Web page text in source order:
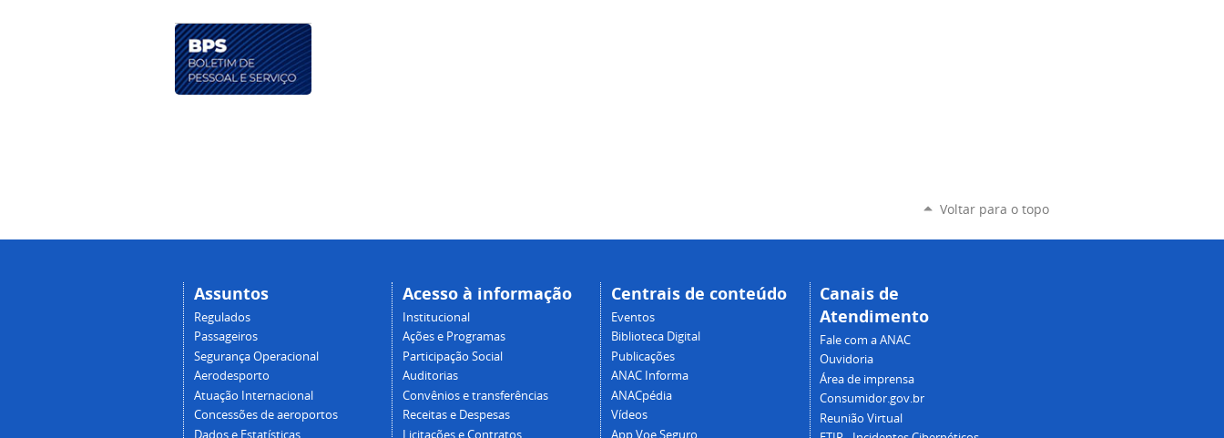
Voltar para o topo
Assuntos
Regulados
Passageiros
Segurança Operacional
Aerodesporto
Atuação Internacional
Concessões de aeroportos
Dados e Estatísticas
Acesso à informação
Institucional
Ações e Programas
Participação Social
Auditorias
Convênios e transferências
Receitas e Despesas
Licitações e Contratos
Centrais de conteúdo
Eventos
Biblioteca Digital
Publicações
ANAC Informa
ANACpédia
Vídeos
App Voe Seguro
Canais de
Atendimento
Fale com a ANAC
Ouvidoria
Área de imprensa
Consumidor.gov.br
Reunião Virtual